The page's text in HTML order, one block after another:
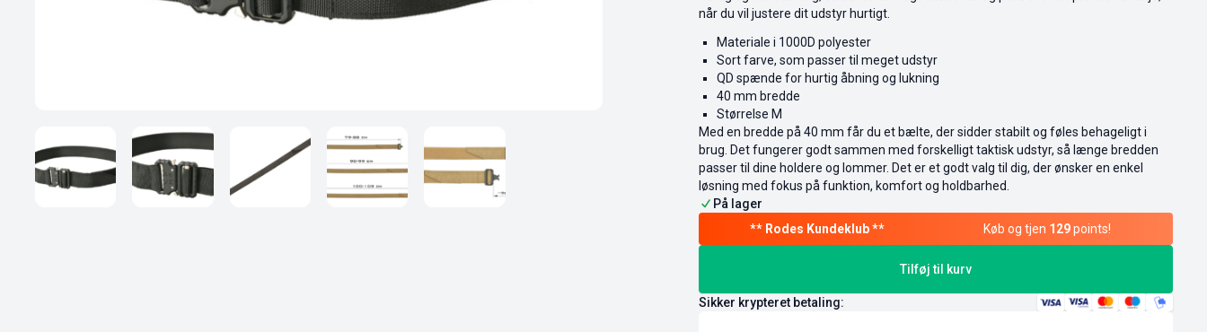
når du vil justere dit udstyr hurtigt.
Materiale i 1000D polyester
Sort farve, som passer til meget udstyr
QD spænde for hurtig åbning og lukning
40 mm bredde
Størrelse M
Med en bredde på 40 mm får du et bælte, der sidder stabilt og føles behageligt i
brug. Det fungerer godt sammen med forskelligt taktisk udstyr, så længe bredden
passer til dine holdere og lommer. Det er et godt valg til dig, der ønsker en enkel
løsning med fokus på funktion, komfort og holdbarhed.
På lager
Køb og tjen 129points!
Tilføj til kurv
Sikker krypteret betaling: